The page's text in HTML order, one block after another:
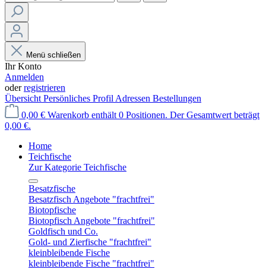
Menü schließen
Ihr Konto
Anmelden
oderregistrieren
Übersicht Persönliches Profil Adressen Bestellungen
0,00 € Warenkorb enthält 0 Positionen. Der Gesamtwert beträgt
0,00 €.
Home
Teichfische
Zur Kategorie Teichfische
Besatzfische
Besatzfisch Angebote "frachtfrei"
Biotopfische
Biotopfisch Angebote "frachtfrei"
Goldfisch und Co.
Gold- und Zierfische "frachtfrei"
kleinbleibende Fische
kleinbleibende Fische "frachtfrei"